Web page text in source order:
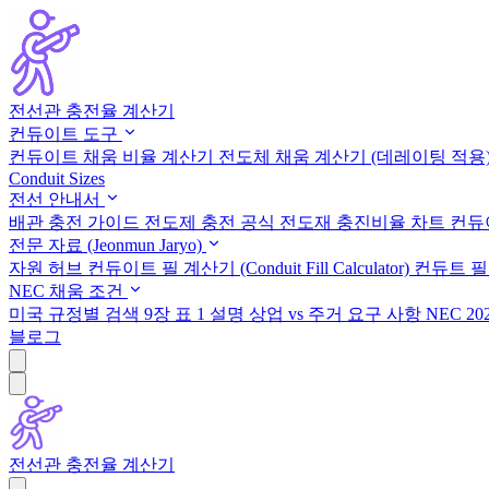
전선관 충전율 계산기
컨듀이트 도구
컨듀이트 채움 비율 계산기 전도체 채움 계산기 (데레이팅 적용
Conduit Sizes
전선 안내서
배관 충전 가이드 전도제 충전 공식 전도재 충진비율 차트 컨듀
전문 자료 (Jeonmun Jaryo)
자원 허브 컨듀이트 필 계산기 (Conduit Fill Calculator) 컨듀트
NEC 채움 조건
미국 규정별 검색 9장 표 1 설명 상업 vs 주거 요구 사항 NEC
블로그
전선관 충전율 계산기